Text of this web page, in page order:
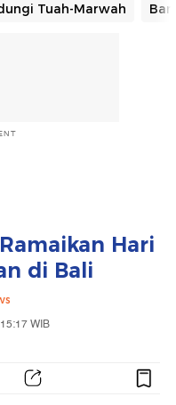
Tuah-Marwah
Hari
di Bali
WIB